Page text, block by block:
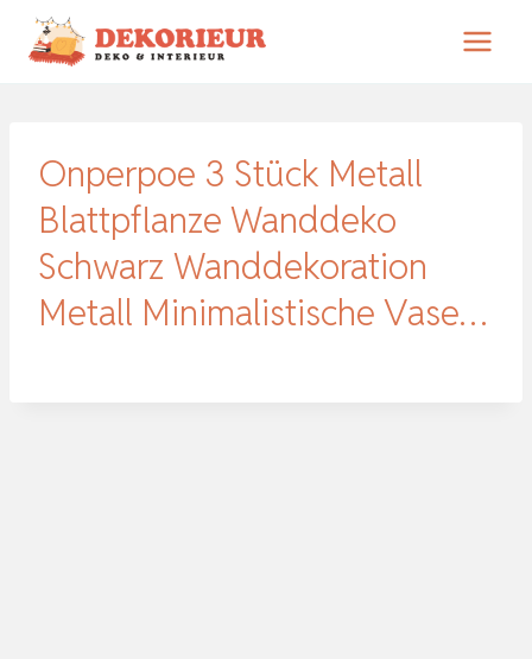
Zum
Inhalt
Onperpoe 3 Stück Metall
Blattpflanze Wanddeko
Schwarz Wanddekoration
Metall Minimalistische Vase…